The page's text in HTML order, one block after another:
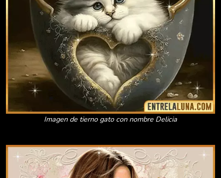
Imagen de tierno gato con nombre Delicia